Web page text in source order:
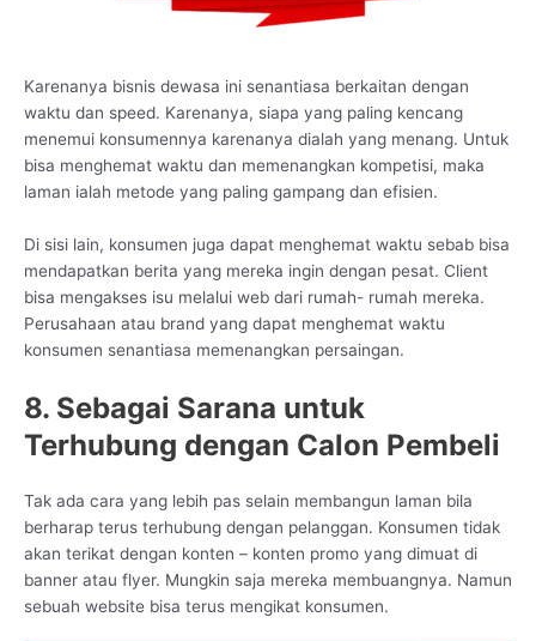
Karenanya bisnis dewasa ini senantiasa berkaitan dengan
waktu dan speed. Karenanya, siapa yang paling kencang
menemui konsumennya karenanya dialah yang menang. Untuk
bisa menghemat waktu dan memenangkan kompetisi, maka
laman ialah metode yang paling gampang dan efisien.
Di sisi lain, konsumen juga dapat menghemat waktu sebab bisa
mendapatkan berita yang mereka ingin dengan pesat. Client
bisa mengakses isu melalui web dari rumah- rumah mereka.
Perusahaan atau brand yang dapat menghemat waktu
konsumen senantiasa memenangkan persaingan.
8. Sebagai Sarana untuk
Terhubung dengan Calon Pembeli
Tak ada cara yang lebih pas selain membangun laman bila
berharap terus terhubung dengan pelanggan. Konsumen tidak
akan terikat dengan konten – konten promo yang dimuat di
banner atau flyer. Mungkin saja mereka membuangnya. Namun
sebuah website bisa terus mengikat konsumen.